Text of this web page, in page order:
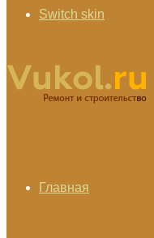
Switch skin
Главная